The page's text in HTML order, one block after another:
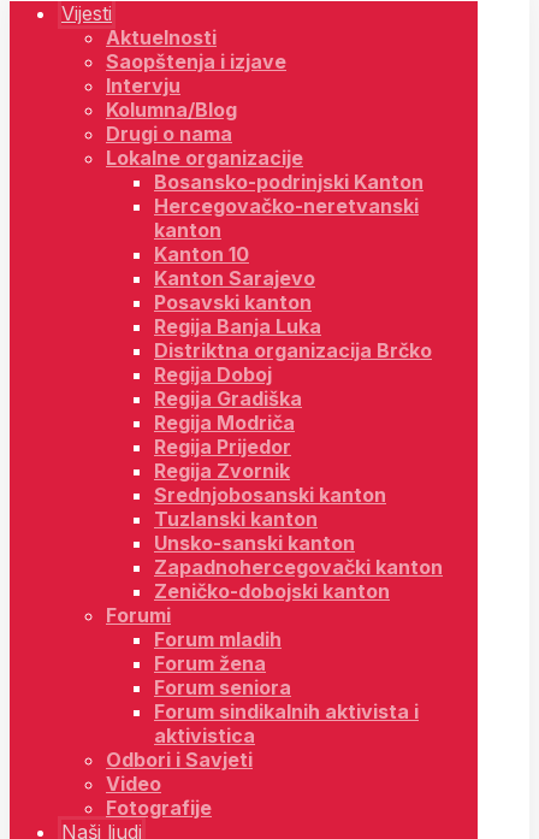
Vijesti
Aktuelnosti
Saopštenja i izjave
Intervju
Kolumna/Blog
Drugi o nama
Lokalne organizacije
Bosansko-podrinjski Kanton
Hercegovačko-neretvanski
kanton
Kanton 10
Kanton Sarajevo
Posavski kanton
Regija Banja Luka
Distriktna organizacija Brčko
Regija Doboj
Regija Gradiška
Regija Modriča
Regija Prijedor
Regija Zvornik
Srednjobosanski kanton
Tuzlanski kanton
Unsko-sanski kanton
Zapadnohercegovački kanton
Zeničko-dobojski kanton
Forumi
Forum mladih
Forum žena
Forum seniora
Forum sindikalnih aktivista i
aktivistica
Odbori i Savjeti
Video
Fotografije
Naši ljudi